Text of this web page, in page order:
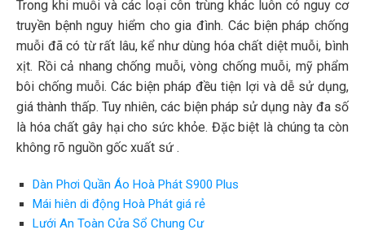
Trong khi muỗi và các loại côn trùng khác luôn có nguy cơ
truyền bệnh nguy hiểm cho gia đình. Các biện pháp chống
muỗi đã có từ rất lâu, kể như dùng hóa chất diệt muỗi, bình
xịt. Rồi cả nhang chống muỗi, vòng chống muỗi, mỹ phẩm
bôi chống muỗi. Các biện pháp đều tiện lợi và dễ sử dụng,
giá thành thấp. Tuy nhiên, các biện pháp sử dụng này đa số
là hóa chất gây hại cho sức khỏe. Đặc biệt là chúng ta còn
không rõ nguồn gốc xuất sứ .
Dàn Phơi Quần Áo Hoà Phát S900 Plus
Mái hiên di động Hoà Phát giá rẻ
Lưới An Toàn Cửa Sổ Chung Cư